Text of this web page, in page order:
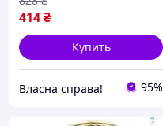
защита
414₴
Купить
Власна справа! 95%